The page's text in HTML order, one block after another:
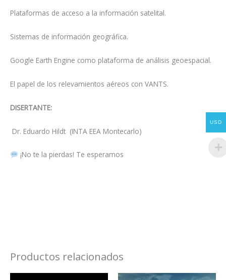
Plataformas de acceso a la información satelital.
Sistemas de información geográfica.
Google Earth Engine como plataforma de análisis geoespacial.
El papel de los relevamientos aéreos con VANTS.
DISERTANTE:
Dr. Eduardo Hildt (INTA EEA Montecarlo)
¡No te la pierdas! Te esperamos
Productos relacionados
USD